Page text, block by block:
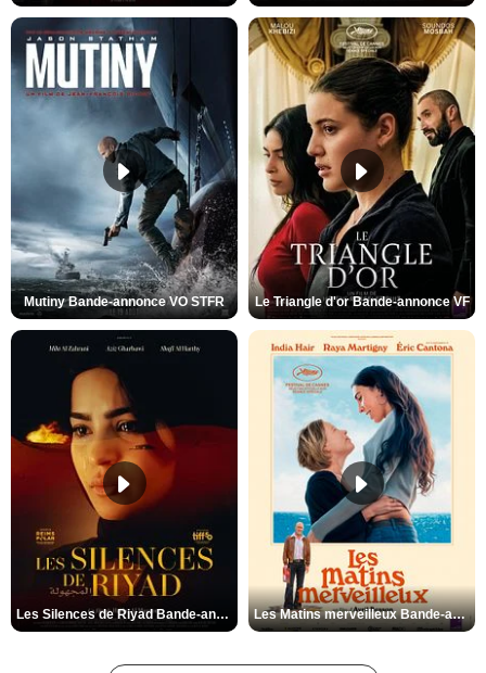
Mutiny Bande-annonce VO STFR Le Triangle d'or Bande-annonce VF
Les Silences de Riyad Bande-annonce VO STFR Les Matins merveilleux Bande-annonce VF